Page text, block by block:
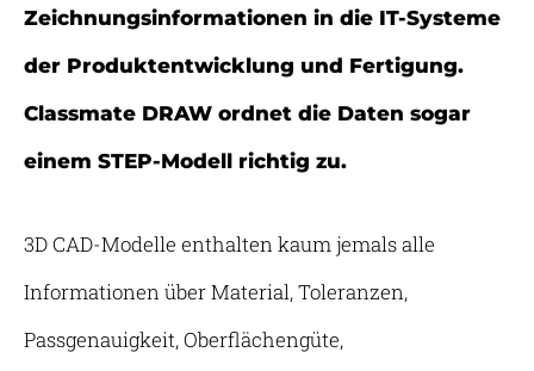
Zeichnungsinformationen in die IT-Systeme
der Produktentwicklung und Fertigung.
Classmate DRAW ordnet die Daten sogar
einem STEP-Modell richtig zu.
3D CAD-Modelle enthalten kaum jemals alle
Informationen über Material, Toleranzen,
Passgenauigkeit, Oberflächengüte,